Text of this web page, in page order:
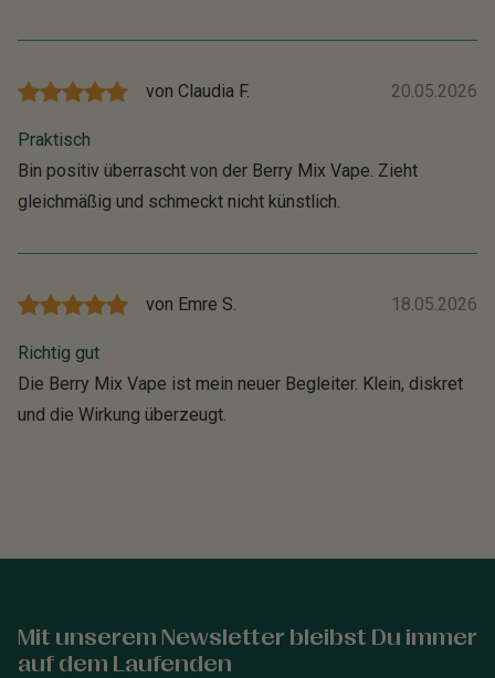
von Claudia F. 20.05.2026
Praktisch
Bin positiv überrascht von der Berry Mix Vape. Zieht
gleichmäßig und schmeckt nicht künstlich.
von Emre S. 18.05.2026
Richtig gut
Die Berry Mix Vape ist mein neuer Begleiter. Klein, diskret
und die Wirkung überzeugt.
Mit unserem Newsletter bleibst Du immer
auf dem Laufenden